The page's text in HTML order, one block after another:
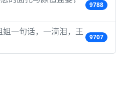
9788
一句话，一滴泪，王
9707